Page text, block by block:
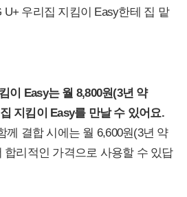
우리집 지킴이 Easy한테 집 맡
이 Easy는 월 8,800원(3년 약
지킴이 Easy를 만날 수 있어요.
께 결합 시에는 월 6,600원(3년 약
합리적인 가격으로 사용할 수 있답